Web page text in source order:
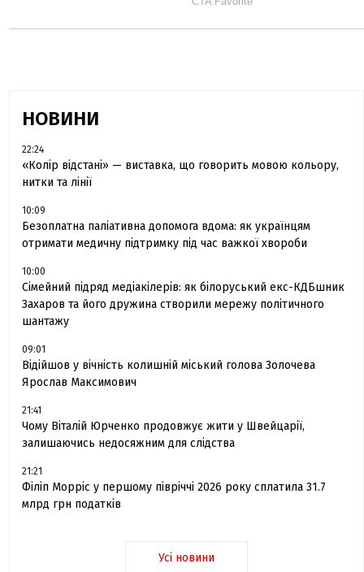
НОВИНИ
22:24
«Колір відстані» — виставка, що говорить мовою кольору,
нитки та лінії
10:09
Безоплатна паліативна допомога вдома: як українцям
отримати медичну підтримку під час важкої хвороби
10:00
Сімейний підряд медіакілерів: як білоруський екс-КДБшник
Захаров та його дружина створили мережу політичного
шантажу
09:01
Відійшов у вічність колишній міський голова Золочева
Ярослав Максимович
21:41
Чому Віталій Юрченко продовжує жити у Швейцарії,
залишаючись недосяжним для слідства
21:21
Філіп Морріс у першому півріччі 2026 року сплатила 31.7
млрд грн податків
Усі новини